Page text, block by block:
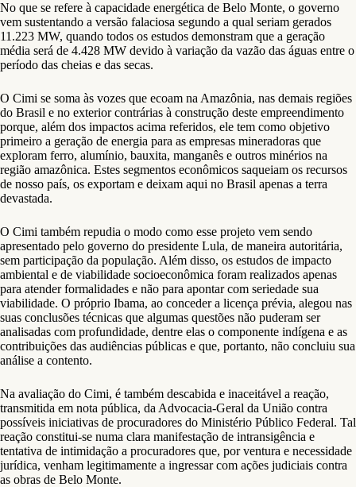
No que se refere à capacidade energética de Belo Monte, o governo
vem sustentando a versão falaciosa segundo a qual seriam gerados
11.223 MW, quando todos os estudos demonstram que a geração
média será de 4.428 MW devido à variação da vazão das águas entre o
período das cheias e das secas.
O Cimi se soma às vozes que ecoam na Amazônia, nas demais regiões
do Brasil e no exterior contrárias à construção deste empreendimento
porque, além dos impactos acima referidos, ele tem como objetivo
primeiro a geração de energia para as empresas mineradoras que
exploram ferro, alumínio, bauxita, manganês e outros minérios na
região amazônica. Estes segmentos econômicos saqueiam os recursos
de nosso país, os exportam e deixam aqui no Brasil apenas a terra
devastada.
O Cimi também repudia o modo como esse projeto vem sendo
apresentado pelo governo do presidente Lula, de maneira autoritária,
sem participação da população. Além disso, os estudos de impacto
ambiental e de viabilidade socioeconômica foram realizados apenas
para atender formalidades e não para apontar com seriedade sua
viabilidade. O próprio Ibama, ao conceder a licença prévia, alegou nas
suas conclusões técnicas que algumas questões não puderam ser
analisadas com profundidade, dentre elas o componente indígena e as
contribuições das audiências públicas e que, portanto, não concluiu sua
análise a contento.
Na avaliação do Cimi, é também descabida e inaceitável a reação,
transmitida em nota pública, da Advocacia-Geral da União contra
possíveis iniciativas de procuradores do Ministério Público Federal. Tal
reação constitui-se numa clara manifestação de intransigência e
tentativa de intimidação a procuradores que, por ventura e necessidade
jurídica, venham legitimamente a ingressar com ações judiciais contra
as obras de Belo Monte.